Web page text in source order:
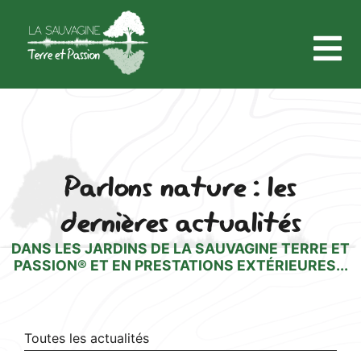
Parlons nature : les
dernières actualités
DANS LES JARDINS DE LA SAUVAGINE TERRE ET
PASSION® ET EN PRESTATIONS EXTÉRIEURES...
Toutes les actualités